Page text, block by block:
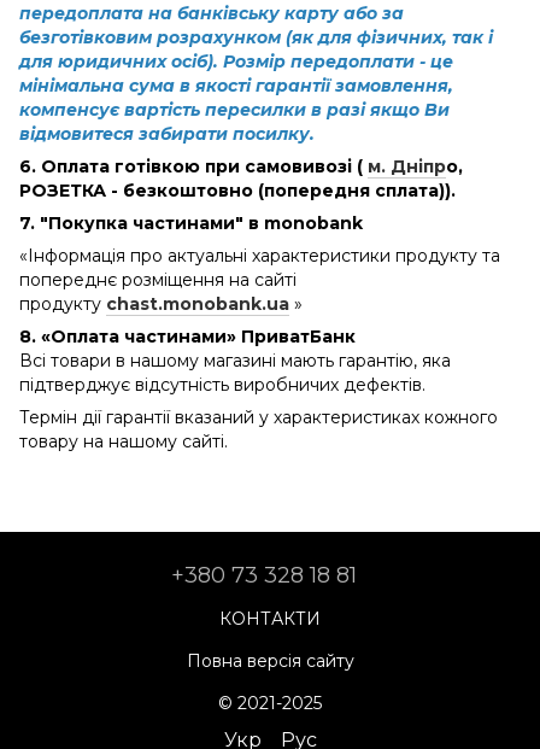
передоплата на банківську карту або за
безготівковим розрахунком (як для фізичних, так і
для юридичних осіб). Розмір передоплати - це
мінімальна сума в якості гарантії замовлення,
компенсує вартість пересилки в разі якщо Ви
відмовитеся забирати посилку.
6. Оплата готівкою при самовивозі ( м. Дніпро,
РОЗЕТКА - безкоштовно (попередня сплата)).
7. "Покупка частинами" в monobank
«Інформація про актуальні характеристики продукту та
попереднє розміщення на сайті
продукту chast.monobank.ua »
8. «Оплата частинами» ПриватБанк
Всі товари в нашому магазині мають гарантію, яка
підтверджує відсутність виробничих дефектів.
Термін дії гарантії вказаний у характеристиках кожного
товару на нашому сайті.
+380 73 328 18 81
КОНТАКТИ
Повна версія сайту
© 2021-2025
Укр Рус